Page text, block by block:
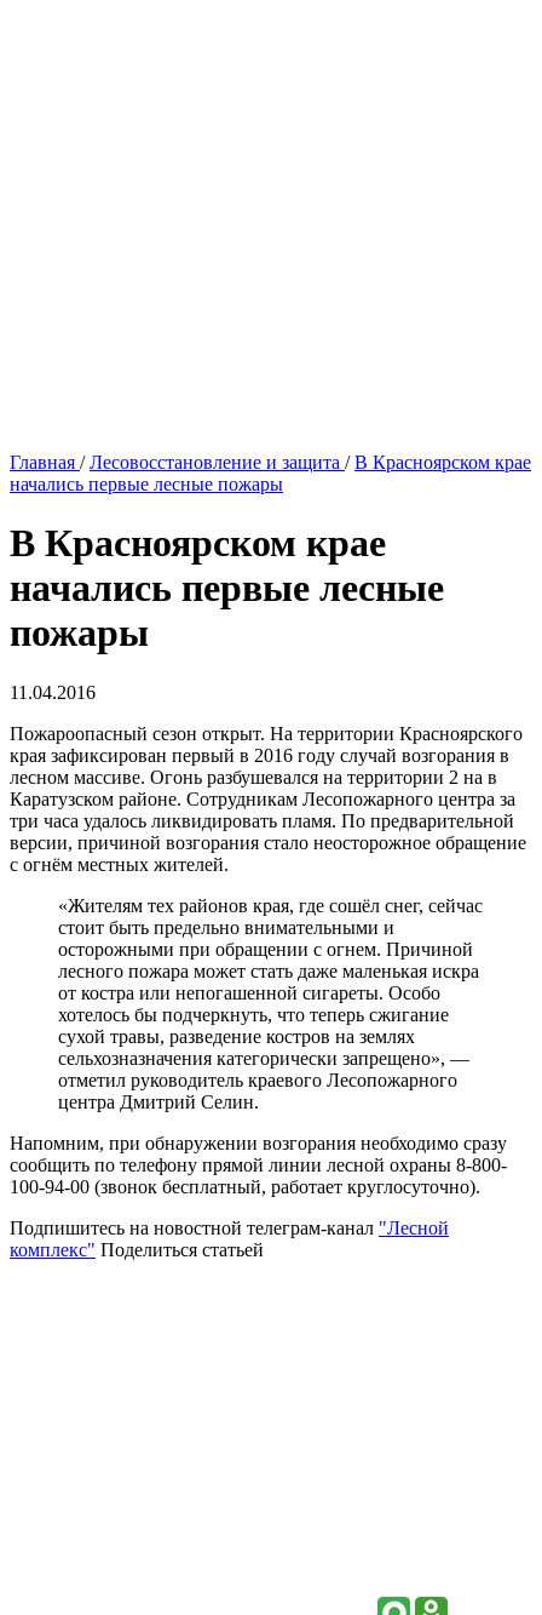
Главная / Лесовосстановление и защита / В Красноярском крае
начались первые лесные пожары
В Красноярском крае
начались первые лесные
пожары
11.04.2016
Пожароопасный сезон открыт. На территории Красноярского
края зафиксирован первый в 2016 году случай возгорания в
лесном массиве. Огонь разбушевался на территории 2 на в
Каратузском районе. Сотрудникам Лесопожарного центра за
три часа удалось ликвидировать пламя. По предварительной
версии, причиной возгорания стало неосторожное обращение
с огнём местных жителей.
«Жителям тех районов края, где сошёл снег, сейчас
стоит быть предельно внимательными и
осторожными при обращении с огнем. Причиной
лесного пожара может стать даже маленькая искра
от костра или непогашенной сигареты. Особо
хотелось бы подчеркнуть, что теперь сжигание
сухой травы, разведение костров на землях
сельхозназначения категорически запрещено», —
отметил руководитель краевого Лесопожарного
центра Дмитрий Селин.
Напомним, при обнаружении возгорания необходимо сразу
сообщить по телефону прямой линии лесной охраны 8-800-
100-94-00 (звонок бесплатный, работает круглосуточно).
Подпишитесь на новостной телеграм-канал "Лесной
комплекс" Поделиться статьей